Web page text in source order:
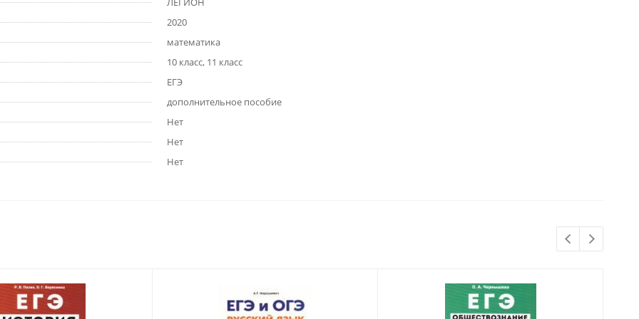
2020
математика
10 класс, 11 класс
ЕГЭ
дополнительное пособие
Нет
Нет
Нет